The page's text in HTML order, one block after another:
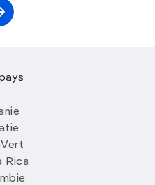
Rica